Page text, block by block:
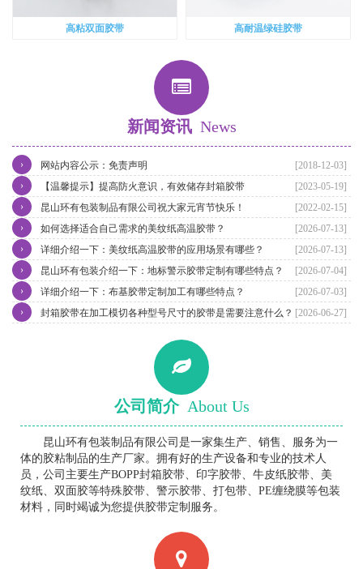
高粘双面胶带 高耐温绿硅胶带
新闻资讯 News
[2018-12-03]
网站内容公示：免责声明
›
[2023-05-19]
【温馨提示】提高防火意识，有效储存封箱胶带
›
[2022-02-15]
昆山环有包装制品有限公司祝大家元宵节快乐！
›
[2026-07-13]
如何选择适合自己需求的美纹纸高温胶带？
›
[2026-07-13]
详细介绍一下：美纹纸高温胶带的应用场景有哪些？
›
[2026-07-04]
昆山环有包装介绍一下：地标警示胶带定制有哪些特点？
›
[2026-07-03]
详细介绍一下：布基胶带定制加工有哪些特点？
›
[2026-06-27]
封箱胶带在加工模切各种型号尺寸的胶带是需要注意什么？
›
公司简介 About Us
昆山环有包装制品有限公司是一家集生产、销售、服务为一
体的胶粘制品的生产厂家。拥有好的生产设备和专业的技术人
员，公司主要生产BOPP封箱胶带、印字胶带、牛皮纸胶带、美
纹纸、双面胶等特殊胶带、警示胶带、打包带、PE缠绕膜等包装
材料，同时竭诚为您提供胶带定制服务。